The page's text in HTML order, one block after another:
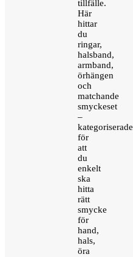
tillfälle.
Här
hittar
du
ringar,
halsband,
armband,
örhängen
och
matchande
smyckeset
–
kategoriserade
för
att
du
enkelt
ska
hitta
rätt
smycke
för
hand,
hals,
öra